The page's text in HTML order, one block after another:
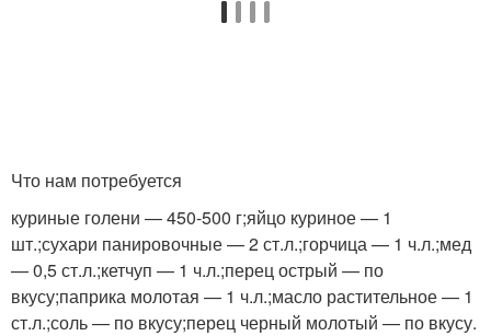
Что нам потребуется
куриные голени — 450-500 г;яйцо куриное — 1
шт.;сухари панировочные — 2 ст.л.;горчица — 1 ч.л.;мед
— 0,5 ст.л.;кетчуп — 1 ч.л.;перец острый — по
вкусу;паприка молотая — 1 ч.л.;масло растительное — 1
ст.л.;соль — по вкусу;перец черный молотый — по вкусу.